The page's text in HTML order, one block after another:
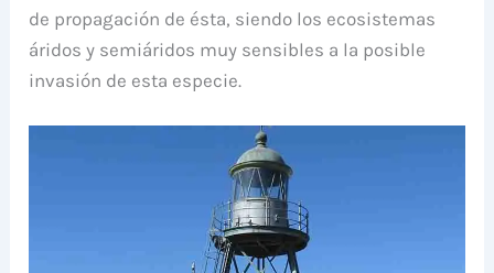
de propagación de ésta, siendo los ecosistemas
áridos y semiáridos muy sensibles a la posible
invasión de esta especie.